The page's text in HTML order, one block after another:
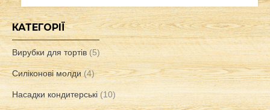
КАТЕГОРІЇ
Вирубки для тортів (5)
Силіконові молди (4)
Насадки кондитерські (10)